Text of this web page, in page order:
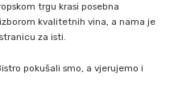
trgu krasi posebna
kvalitetnih vina, a nama je
za isti.
pokušali smo, a vjerujemo i